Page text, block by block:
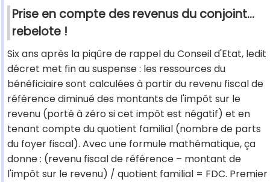
Prise en compte des revenus du conjoint...
rebelote !
Six ans après la piqûre de rappel du Conseil d'Etat, ledit
décret met fin au suspense : les ressources du
bénéficiaire sont calculées à partir du revenu fiscal de
référence diminué des montants de l'impôt sur le
revenu (porté à zéro si cet impôt est négatif) et en
tenant compte du quotient familial (nombre de parts
du foyer fiscal). Avec une formule mathématique, ça
donne : (revenu fiscal de référence – montant de
l'impôt sur le revenu) / quotient familial = FDC. Premier